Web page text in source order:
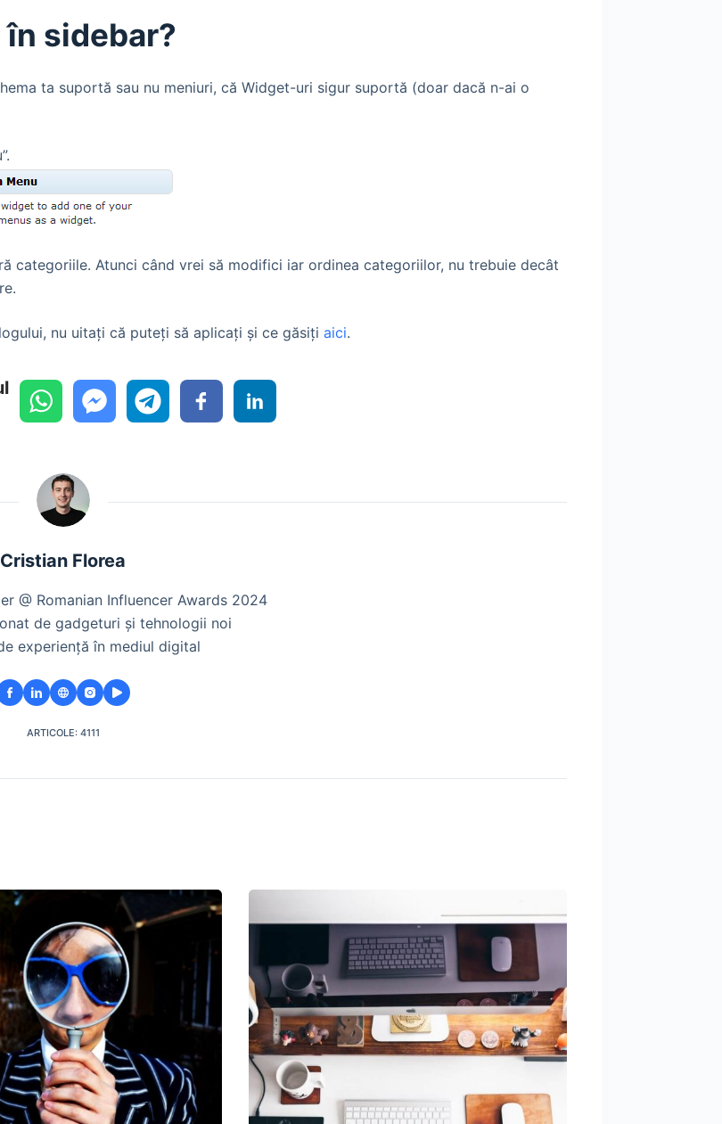
sidebar?
ta suportă sau nu meniuri, că Widget-uri sigur suportă (doar dacă n-ai o
categoriile. Atunci când vrei să modifici iar ordinea categoriilor, nu trebuie decât
nu uitaţi că puteţi să aplicaţi şi ce găsiţi aici.
Cristian Florea
@ Romanian Influencer Awards 2024
de gadgeturi și tehnologii noi
experiență în mediul digital
ARTICOLE: 4111